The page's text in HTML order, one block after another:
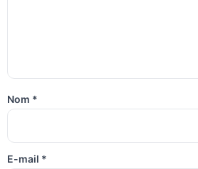
Nom *
E-mail *